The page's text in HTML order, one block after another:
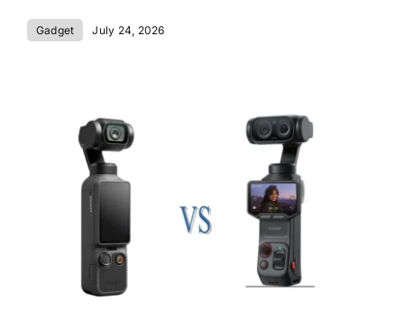
Gadget July 24, 2026